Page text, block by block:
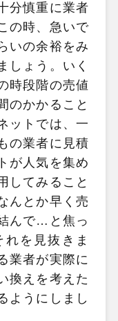
分慎重に業者
の時、急いで
いの余裕をみ
しょう。いく
時段階の売値
のかかること
ットでは、一
の業者に見積
が人気を集め
してみること
んとか早く売
んで…と焦っ
を見抜きま
業者が実際に
換えを考えた
ようにしまし